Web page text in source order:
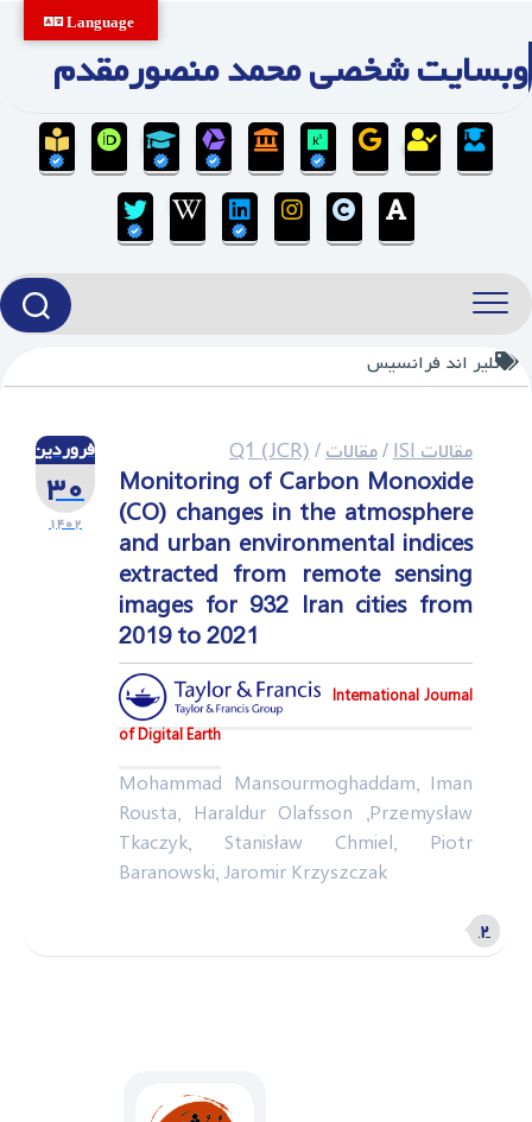
to
content
وبسایت شخصی محمد منصورمقدم
تلیر اند فرانسیس
فروردین
۳۰
۱۴۰۲
مقالات ISI /مقالات/
Q1 (JCR)
Monitoring of Carbon Monoxide
(CO) changes in the atmosphere
and urban environmental indices
extracted from remote sensing
images for 932 Iran cities from
2019 to 2021
International Journal
of Digital Earth
Mohammad Mansourmoghaddam, Iman
Rousta, Haraldur Olafsson ,Przemysław
Tkaczyk, Stanisław Chmiel, Piotr
Baranowski, Jaromir Krzyszczak
۲
Language